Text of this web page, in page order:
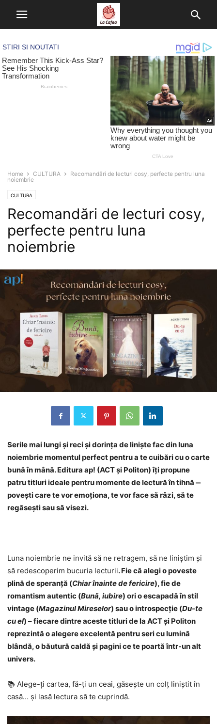
Home CULTURA
Recomandări de lecturi cosy, perfecte pentru luna
noiembrie
CULTURA
Recomandări de lecturi cosy,
perfecte pentru luna
noiembrie
Serile mai lungi și reci și dorința de liniște fac din luna
noiembrie momentul perfect pentru a te cuibări cu o carte
bună în mână. Editura ap! (ACT și Politon) îți propune
patru titluri ideale pentru momente de lectură în tihnă ‒
povești care te vor emoționa, te vor face să râzi, să te
regăsești sau să visezi.
Luna noiembrie ne invită să ne retragem, să ne liniștim și
să redescoperim bucuria lecturii. Fie că alegi o poveste
plină de speranță (Chiar înainte de fericire), fie de
romantism autentic (Bună, iubire) ori o escapadă în stil
vintage (Magazinul Mireselor) sau o introspecție (Du-te
cu el) – fiecare dintre aceste titluri de la ACT și Politon
reprezintă o alegere excelentă pentru seri cu lumină
blândă, o băutură caldă și pagini ce te poartă într-un alt
univers.
📚 Alege-ți cartea, fă-ți un ceai, găsește un colț liniștit în
casă… și lasă lectura să te cuprindă.